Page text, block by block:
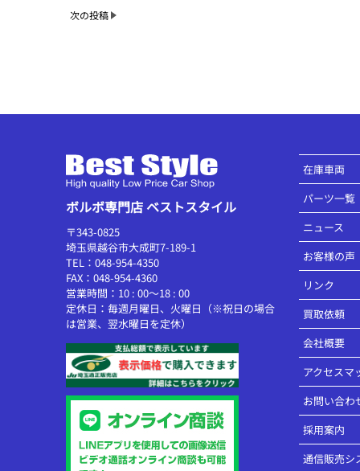
次の投稿
ボルボ専門店 ベストスタイル
〒343-0825
埼玉県越谷市大成町7-189-1
TEL：048-954-4350
FAX：048-954-4360
営業時間：10 : 00～18 : 00
定休日：毎週月曜日、火曜日（※祝日の場合
は営業、翌水曜日を定休）
在庫車両
パーツ一覧
ニュース
お客様の声
リンク
買取依頼
会社概要
アクセスマ
お問い合わ
採用案内
通信販売シ